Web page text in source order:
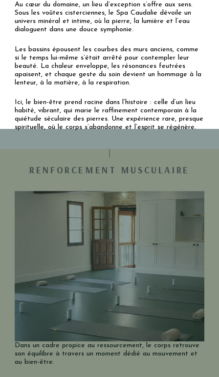
Au cœur du domaine, un lieu d’exception s’offre aux sens.
Sous les voûtes cisterciennes, le Spa Caudalie dévoile un
univers minéral et intime, où la pierre, la lumière et l’eau
dialoguent dans une douce symphonie.
Les bassins épousent les courbes des murs anciens, comme
si le temps lui-même s’était arrêté pour contempler leur
beauté. La chaleur enveloppe, les résonances feutrées
apaisent, et chaque geste du soin devient un hommage à la
lenteur, à la matière, à la respiration.
Ici, le bien-être prend racine dans l’histoire : celle d’un lieu
habité, vibrant, qui marie le raffinement contemporain à la
quiétude séculaire des pierres. Une expérience rare, presque
spirituelle, où le corps s’abandonne et l’esprit se régénère.
RENFORCEMENT MUSCULAIRE
Dans un cadre propice au ressourcement, le corps retrouve
son équilibre à travers un moment dédié au mouvement et
au bien-être.